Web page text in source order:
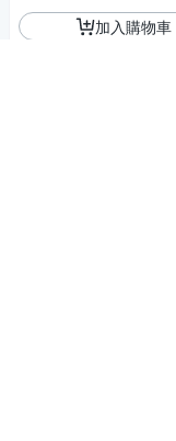
加入購物車